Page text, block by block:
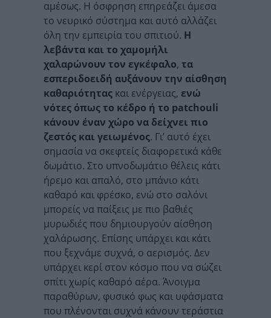
αμέσως. Η όσφρηση επηρεάζει άμεσα
το νευρικό σύστημα και αυτό αλλάζει
όλη την εμπειρία του σπιτιού. Η
λεβάντα και το χαμομήλι
χαλαρώνουν τον εγκέφαλο, τα
εσπεριδοειδή αυξάνουν την αίσθηση
καθαριότητας και ενέργειας, ενώ
νότες όπως το κέδρο ή το patchouli
κάνουν έναν χώρο να δείχνει πιο
ζεστός και γειωμένος. Γι’ αυτό έχει
σημασία να σκεφτείς διαφορετικά κάθε
δωμάτιο. Στο υπνοδωμάτιο θέλεις κάτι
ήρεμο και απαλό, στο μπάνιο κάτι
καθαρό και φρέσκο, ενώ στο σαλόνι
μπορείς να παίξεις με πιο βαθιές
μυρωδιές που δημιουργούν αίσθηση
χαλάρωσης. Επίσης υπάρχει και κάτι
που ξεχνάμε συχνά, ο αερισμός. Δεν
υπάρχει κερί στον κόσμο που να σώζει
σπίτι χωρίς καθαρό αέρα. Άνοιγμα
παραθύρων, φυσικό φως και υφάσματα
που πλένονται συχνά κάνουν τεράστια